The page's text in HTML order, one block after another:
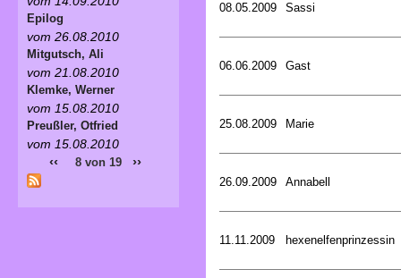
08.05.2009 Sassi
06.06.2009 Gast
25.08.2009 Marie
26.09.2009 Annabell
11.11.2009 hexenelfenprinzessin
Epilog
vom 26.08.2010
Mitgutsch, Ali
vom 21.08.2010
Klemke, Werner
vom 15.08.2010
Preußler, Otfried
vom 15.08.2010
‹‹ 8 von 19 ››